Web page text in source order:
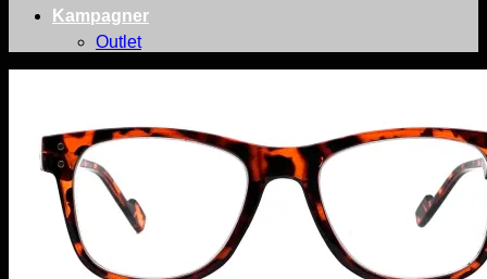
Kampagner
Outlet